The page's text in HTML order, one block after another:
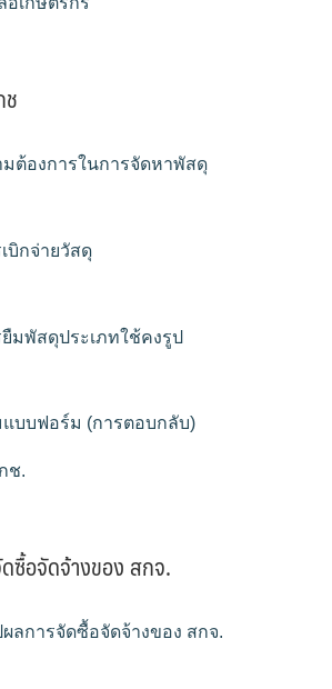
มต้องการในการจัดหาพัสดุ
บิกจ่ายวัสดุ
ยืมพัสดุประเภทใช้คงรูป
แบบฟอร์ม (การตอบกลับ)
ช.
ซื้อจัดจ้างของ สกจ.
ผลการจัดซื้อจัดจ้างของ สกจ.